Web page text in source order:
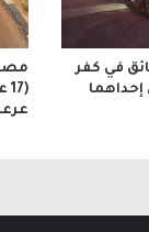
في كفر